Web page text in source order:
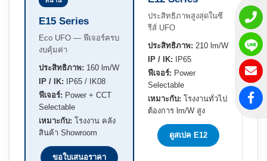
E15 Series
Eco UFO — ฟีเจอร์ครบ
งบคุ้มค่า
ประสิทธิภาพ: 160 lm/W
IP / IK: IP65 / IK08
ฟีเจอร์: Power + CCT
Selectable
เหมาะกับ: โรงงาน คลัง
สินค้า Showroom
ขอใบเสนอราคา
ประสิทธิภาพสูงสุดในซี
รีส์ UFO
ประสิทธิภาพ: 210 lm/W
IP / IK: IP65
ฟีเจอร์: Power
Selectable
เหมาะกับ: โรงงานทั่วไป
ต้องการ lm/W สูง
ดูสเปค E12